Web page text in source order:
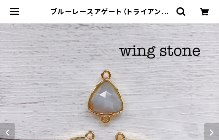
ブルーレースアゲート（トライアング
グストーン